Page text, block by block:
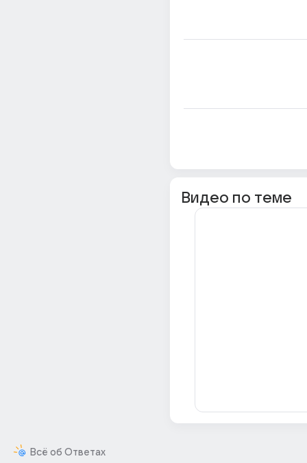
Всё об Ответах
Видео по теме